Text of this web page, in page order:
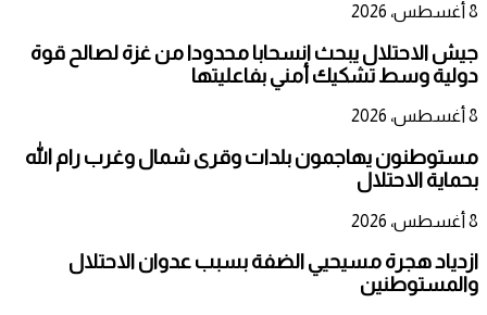
8 أغسطس، 2026
جيش الاحتلال يبحث انسحابا محدودا من غزة لصالح قوة
دولية وسط تشكيك أمني بفاعليتها
8 أغسطس، 2026
مستوطنون يهاجمون بلدات وقرى شمال وغرب رام الله
بحماية الاحتلال
8 أغسطس، 2026
ازدياد هجرة مسيحيي الضفة بسبب عدوان الاحتلال
والمستوطنين